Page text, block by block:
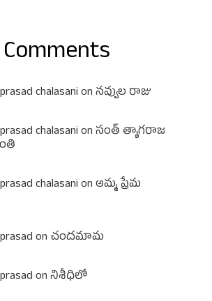
chalasani on నవ్వుల రాజు
chalasani on సంత్ త్యాగరాజ
chalasani on అమ్మ ప్రేమ
on చందమామ
on నిశీధిలో